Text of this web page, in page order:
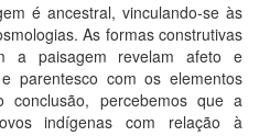
é ancestral, vinculando-se às
As formas construtivas
a paisagem revelam afeto e
parentesco com os elementos
percebemos que a
indígenas com relação à